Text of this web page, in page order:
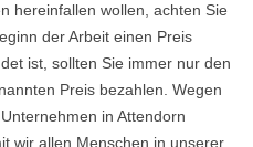
hereinfallen wollen, achten Sie
der Arbeit einen Preis
ist, sollten Sie immer nur den
Preis bezahlen. Wegen
in Attendorn
wir allen Menschen in unserer